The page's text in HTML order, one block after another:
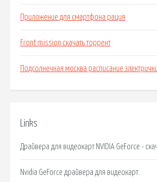
Приложение для смартфона рация
Front mission скачать торрент
Подсолнечная москва расписание электрички
Links
Драйвера для видеокарт NVIDIA GeForce -
Nvidia GeForce драйвера для видеокарт.